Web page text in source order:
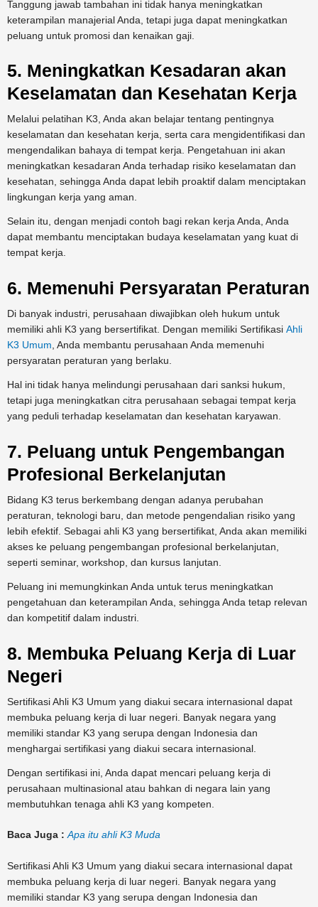
Tanggung jawab tambahan ini tidak hanya meningkatkan
keterampilan manajerial Anda, tetapi juga dapat meningkatkan
peluang untuk promosi dan kenaikan gaji.
5. Meningkatkan Kesadaran akan
Keselamatan dan Kesehatan Kerja
Melalui pelatihan K3, Anda akan belajar tentang pentingnya
keselamatan dan kesehatan kerja, serta cara mengidentifikasi dan
mengendalikan bahaya di tempat kerja. Pengetahuan ini akan
meningkatkan kesadaran Anda terhadap risiko keselamatan dan
kesehatan, sehingga Anda dapat lebih proaktif dalam menciptakan
lingkungan kerja yang aman.
Selain itu, dengan menjadi contoh bagi rekan kerja Anda, Anda
dapat membantu menciptakan budaya keselamatan yang kuat di
tempat kerja.
6. Memenuhi Persyaratan Peraturan
Di banyak industri, perusahaan diwajibkan oleh hukum untuk
memiliki ahli K3 yang bersertifikat. Dengan memiliki Sertifikasi Ahli
K3 Umum, Anda membantu perusahaan Anda memenuhi
persyaratan peraturan yang berlaku.
Hal ini tidak hanya melindungi perusahaan dari sanksi hukum,
tetapi juga meningkatkan citra perusahaan sebagai tempat kerja
yang peduli terhadap keselamatan dan kesehatan karyawan.
7. Peluang untuk Pengembangan
Profesional Berkelanjutan
Bidang K3 terus berkembang dengan adanya perubahan
peraturan, teknologi baru, dan metode pengendalian risiko yang
lebih efektif. Sebagai ahli K3 yang bersertifikat, Anda akan memiliki
akses ke peluang pengembangan profesional berkelanjutan,
seperti seminar, workshop, dan kursus lanjutan.
Peluang ini memungkinkan Anda untuk terus meningkatkan
pengetahuan dan keterampilan Anda, sehingga Anda tetap relevan
dan kompetitif dalam industri.
8. Membuka Peluang Kerja di Luar
Negeri
Sertifikasi Ahli K3 Umum yang diakui secara internasional dapat
membuka peluang kerja di luar negeri. Banyak negara yang
memiliki standar K3 yang serupa dengan Indonesia dan
menghargai sertifikasi yang diakui secara internasional.
Dengan sertifikasi ini, Anda dapat mencari peluang kerja di
perusahaan multinasional atau bahkan di negara lain yang
membutuhkan tenaga ahli K3 yang kompeten.
Baca Juga :Apa itu ahli K3 Muda
Sertifikasi Ahli K3 Umum yang diakui secara internasional dapat
membuka peluang kerja di luar negeri. Banyak negara yang
memiliki standar K3 yang serupa dengan Indonesia dan